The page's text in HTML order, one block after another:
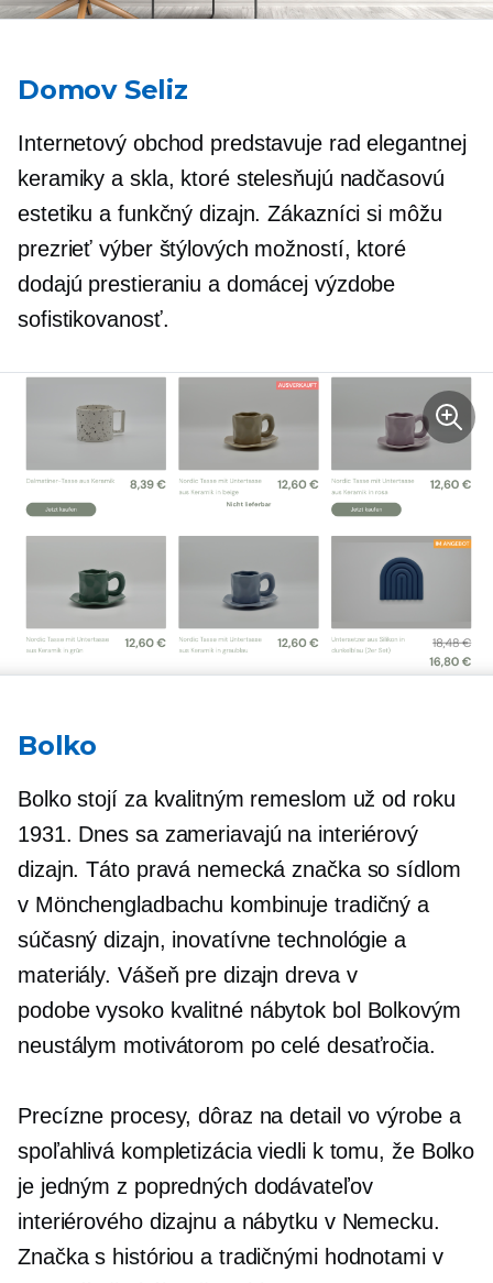
Domov Seliz
Internetový obchod predstavuje rad elegantnej
keramiky a skla, ktoré stelesňujú nadčasovú
estetiku a funkčný dizajn. Zákazníci si môžu
prezrieť výber štýlových možností, ktoré
dodajú prestieraniu a domácej výzdobe
sofistikovanosť.
Bolko
Bolko stojí za kvalitným remeslom už od roku
1931. Dnes sa zameriavajú na interiérový
dizajn. Táto pravá nemecká značka so sídlom
v Mönchengladbachu kombinuje tradičný a
súčasný dizajn, inovatívne technológie a
materiály. Vášeň pre dizajn dreva v
podobevysoko kvalitnénábytok bol Bolkovým
neustálym motivátorom po celé desaťročia.
Precízne procesy, dôraz na detail vo výrobe a
spoľahlivá kompletizácia viedli k tomu, že Bolko
je jedným z popredných dodávateľov
interiérového dizajnu a nábytku v Nemecku.
Značka s históriou a tradičnými hodnotami v